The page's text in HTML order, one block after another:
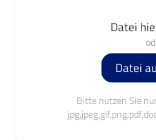
Datei
Datei
Bitte nutzen Sie